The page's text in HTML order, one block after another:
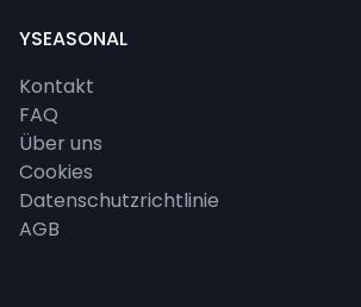
YSEASONAL
Kontakt
FAQ
Über uns
Cookies
Datenschutzrichtlinie
AGB